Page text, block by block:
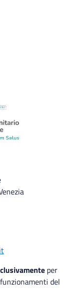
per
del